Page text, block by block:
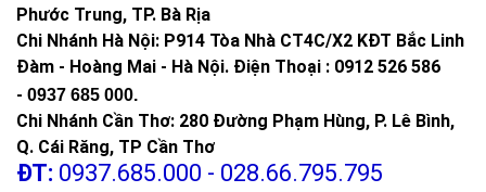
Phước Trung, TP. Bà Rịa
Chi Nhánh Hà Nội: P914 Tòa Nhà CT4C/X2 KĐT Bắc Linh
Đàm - Hoàng Mai - Hà Nội. Điện Thoại : 0912 526 586
- 0937 685 000.
Chi Nhánh Cần Thơ: 280 Đường Phạm Hùng, P. Lê Bình,
Q. Cái Răng, TP Cần Thơ
ĐT: 0937.685.000 - 028.66.795.795